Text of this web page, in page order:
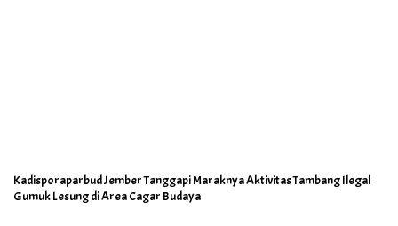
Kadisporaparbud Jember Tanggapi Maraknya Aktivitas Tambang Ilegal
Gumuk Lesung di Area Cagar Budaya